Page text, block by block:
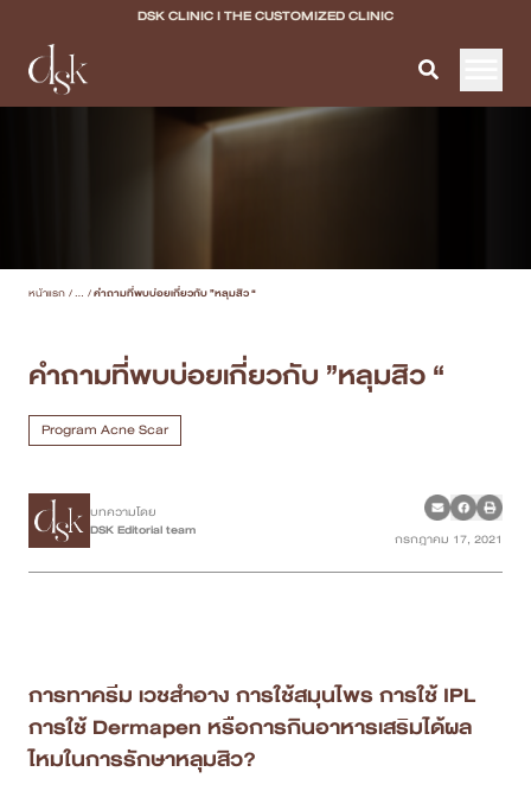
DSK CLINIC I THE CUSTOMIZED CLINIC
Program Filler & Lifting
Program Acne Scar
Program Skin Quality
แพทย์ของเรา
วีดีโอรีวิว
บทความ
หน้าแรก /... /คำถามที่พบบ่อยเกี่ยวกับ ”หลุมสิว “
คำถามที่พบบ่อยเกี่ยวกับ ”หลุมสิว “
Program Acne Scar
บทความโดย
DSK Editorial team
กรกฎาคม 17, 2021
การทาครีม เวชสำอาง การใช้สมุนไพร การใช้ IPL
การใช้ Dermapen หรือการกินอาหารเสริมได้ผล
ไหมในการรักษาหลุมสิว?